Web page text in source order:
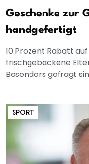
Geschenke zur
handgefertigt
10 Prozent Rabatt
frischgebackene
Besonders gefragt
SPORT